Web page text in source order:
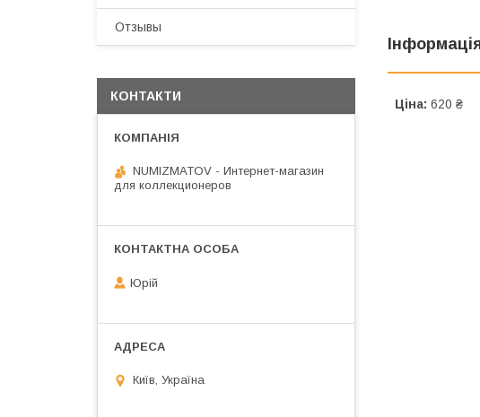
Ціна: 620 ₴
Отзывы
КОНТАКТИ
NUMIZMATOV - Интернет-магазин
для коллекционеров
Юрій
Київ, Україна